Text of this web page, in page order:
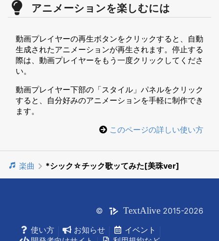
アニメーションを楽しむには
動画プレイヤーの再生ボタンをクリックすると、自動
生成されたアニメーションが再生されます。停止する
際は、動画プレイヤーをもう一度クリックしてくださ
い。
動画プレイヤー下部の「スタイル」パネルをクリック
すると、自分好みのアニメーションを手軽に制作でき
ます。
このページの詳しい使い方
楽曲 *シック☆チック歌ッてみた[美珠ver]
© TextAlive 2015-2026
使い方
お知らせ
イベント